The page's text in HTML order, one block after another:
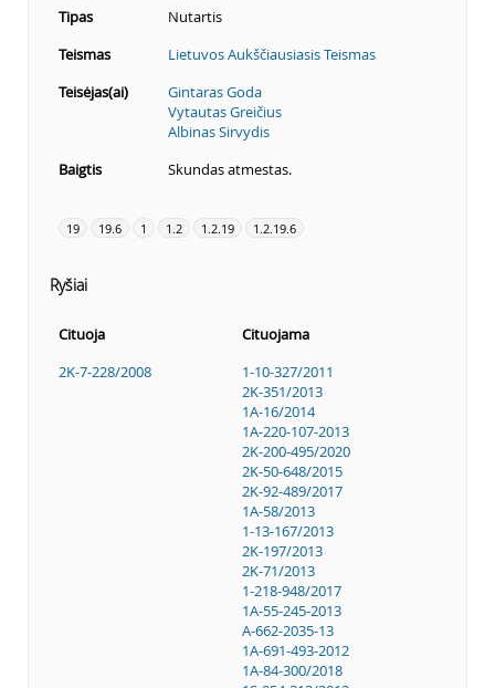
Tipas
Nutartis
Teismas
Lietuvos Aukščiausiasis Teismas
Teisėjas(ai)
Gintaras Goda
Vytautas Greičius
Albinas Sirvydis
Baigtis
Skundas atmestas.
19 19.6 1 1.2 1.2.19 1.2.19.6
Ryšiai
Cituoja
Cituojama
2K-7-228/2008
1-10-327/2011
2K-351/2013
1A-16/2014
1A-220-107-2013
2K-200-495/2020
2K-50-648/2015
2K-92-489/2017
1A-58/2013
1-13-167/2013
2K-197/2013
2K-71/2013
1-218-948/2017
1A-55-245-2013
A-662-2035-13
1A-691-493-2012
1A-84-300/2018